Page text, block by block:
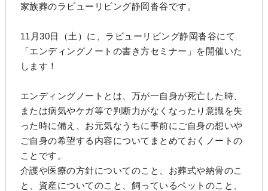
家族葬のラビューリビング静岡沓谷です。
11月30日（土）に、ラビューリビング静岡沓谷にて
「エンディングノートの書き方セミナー」を開催いた
します！
エンディングノートとは、万が一自身が死亡した時、
または病気やケガ等で判断力がなくなったり意識を失
った時に備え、お元気なうちに事前にご自身の想いや
ご自身の希望する内容についてまとめておくノートの
ことです。
介護や医療の方針についてのこと、お葬式や納骨のこ
と、資産についてのこと、飼っているペットのこと、